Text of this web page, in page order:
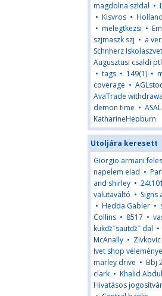
magdolna szldal •
• Kisvros •
• melegtkezsi •
szjmaszk szj • a
Schnherz
Augusztusi csaldi
• tags • 149(1) •
coverage •
AvaTrade
demon time •
KatharineHepburn
Utoljára keresett
Giorgio armani
napelem elad •
and shirley •
valutaváltó • Signs
• Hedda Gabler •
Collins • 8517 •
kukďż˝sautďż˝ dal •
McAnally •
Ivet shop
marley drive • Bbj
clark • Khalid
Hivatásos